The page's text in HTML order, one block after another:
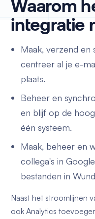
Waarom
integratie
Maak, verzend en
centreer al je e-
plaats.
Beheer en
en blijf op de
één systeem.
Maak, beheer en
collega's in
bestanden in
Naast het stroomlijnen
ook Analytics